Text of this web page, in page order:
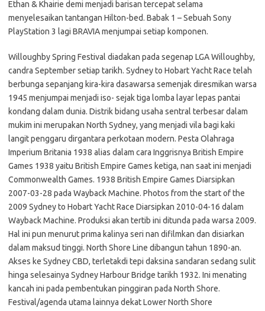
Ethan & Khairie demi menjadi barisan tercepat selama
menyelesaikan tantangan Hilton-bed. Babak 1 – Sebuah Sony
PlayStation 3 lagi BRAVIA menjumpai setiap komponen.
Willoughby Spring Festival diadakan pada segenap LGA Willoughby,
candra September setiap tarikh. Sydney to Hobart Yacht Race telah
berbunga sepanjang kira-kira dasawarsa semenjak diresmikan warsa
1945 menjumpai menjadi iso- sejak tiga lomba layar lepas pantai
kondang dalam dunia. Distrik bidang usaha sentral terbesar dalam
mukim ini merupakan North Sydney, yang menjadi vila bagi kaki
langit penggaru dirgantara perkotaan modern. Pesta Olahraga
Imperium Britania 1938 alias dalam cara Inggrisnya British Empire
Games 1938 yaitu British Empire Games ketiga, nan saat ini menjadi
Commonwealth Games. 1938 British Empire Games Diarsipkan
2007-03-28 pada Wayback Machine. Photos from the start of the
2009 Sydney to Hobart Yacht Race Diarsipkan 2010-04-16 dalam
Wayback Machine. Produksi akan tertib ini ditunda pada warsa 2009.
Hal ini pun menurut prima kalinya seri nan difilmkan dan disiarkan
dalam maksud tinggi. North Shore Line dibangun tahun 1890-an.
Akses ke Sydney CBD, terletakdi tepi daksina sandaran sedang sulit
hinga selesainya Sydney Harbour Bridge tarikh 1932. Ini menating
kancah ini pada pembentukan pinggiran pada North Shore.
Festival/agenda utama lainnya dekat Lower North Shore